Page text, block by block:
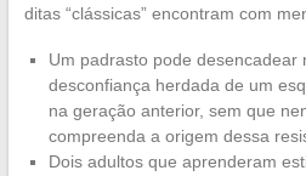
ditas “clássicas” encontram com
Um padrasto pode desencadear
desconfiança herdada de um
na geração anterior, sem que
compreenda a origem dessa
Dois adultos que aprenderam